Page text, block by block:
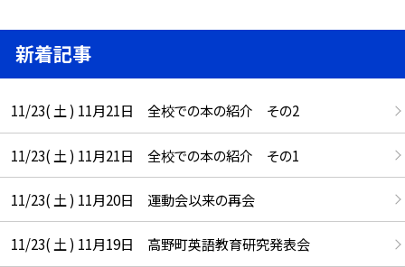
新着記事
11/23( 土 ) 11月21日 全校での本の紹介 その2
11/23( 土 ) 11月21日 全校での本の紹介 その1
11/23( 土 ) 11月20日 運動会以来の再会
11/23( 土 ) 11月19日 高野町英語教育研究発表会